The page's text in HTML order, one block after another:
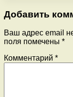
Добавить
Ваш адрес email
поля помечены *
Комментарий *